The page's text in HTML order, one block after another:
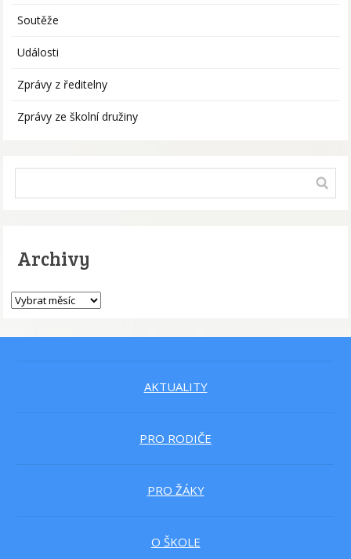
Soutěže
Události
Zprávy z ředitelny
Zprávy ze školní družiny
Archivy
AKTUALITY
PRO RODIČE
PRO ŽÁKY
O ŠKOLE